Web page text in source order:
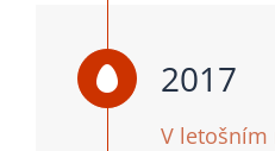
2017
V letošním